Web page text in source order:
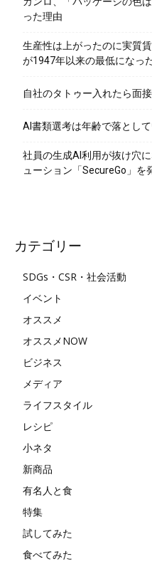
った理由
生産性は上がったのに実質
が1947年以来の最低になっ
自社のタトゥー入れたら面
AI書類選考は年齢で落とし
社員の生成AI利用が抜け穴
ューション「SecureGo」を
カテゴリー
SDGs・CSR・社会活動
イベント
オススメ
オススメNOW
ビジネス
メディア
ライフスタイル
レシピ
小ネタ
新商品
有名人と食
特集
試してみた
食べてみた